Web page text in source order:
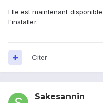
Elle est maintenant
l'installer.
Citer
Sakesannin